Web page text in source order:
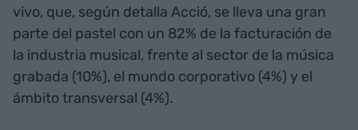
vivo, que, según detalla Acció, se lleva una gran
parte del pastel con un 82% de la facturación de
la industria musical, frente al sector de la música
grabada (10%), el mundo corporativo (4%) y el
ámbito transversal (4%).